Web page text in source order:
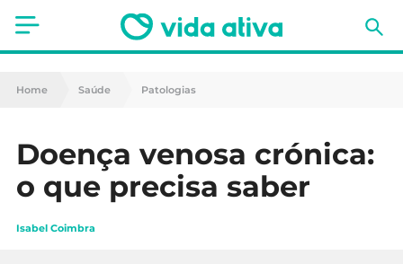
Saúde
Nutrição
Receitas
Home Saúde Patologias
Doença venosa crónica:
o que precisa saber
Isabel Coimbra